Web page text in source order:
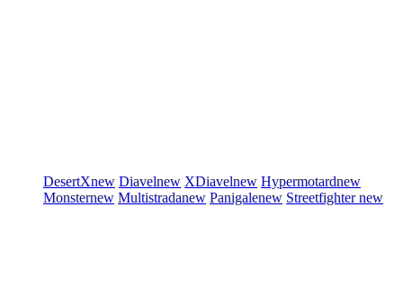
DesertXnew Diavelnew XDiavelnew Hypermotardnew
Monsternew Multistradanew Panigalenew Streetfighternew